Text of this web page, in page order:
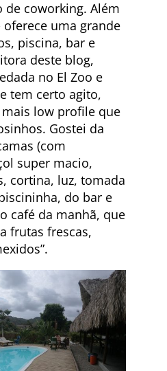
coworking. Além
uma grande
piscina, bar e
deste blog,
no El Zoo e
tem certo agito,
low profile que
Gostei da
(com
super macio,
cortina, luz, tomada
do bar e
café da manhã, que
frutas frescas,